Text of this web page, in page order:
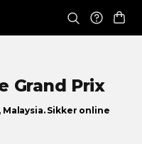
Grand Prix
Sikker online